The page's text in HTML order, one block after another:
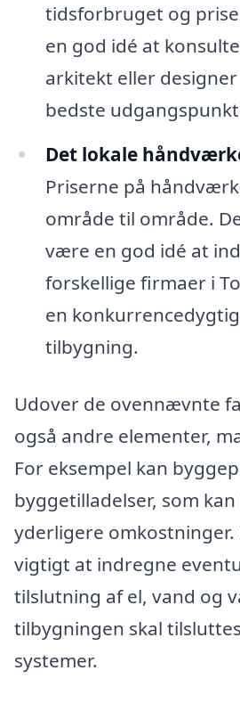
tidsforbruget og
en god idé at
arkitekt eller
bedste
Det lokale
Priserne på
område til område.
være en god idé at
forskellige firmaer i
en
tilbygning.
Udover de ovennævnte
også andre elementer,
For eksempel kan
byggetilladelser, som
yderligere omkostninger.
vigtigt at indregne
tilslutning af el, vand og
tilbygningen skal
systemer.